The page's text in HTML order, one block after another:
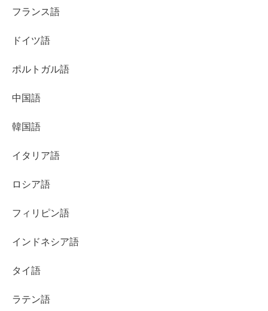
フランス語
ドイツ語
ポルトガル語
中国語
韓国語
イタリア語
ロシア語
フィリピン語
インドネシア語
タイ語
ラテン語